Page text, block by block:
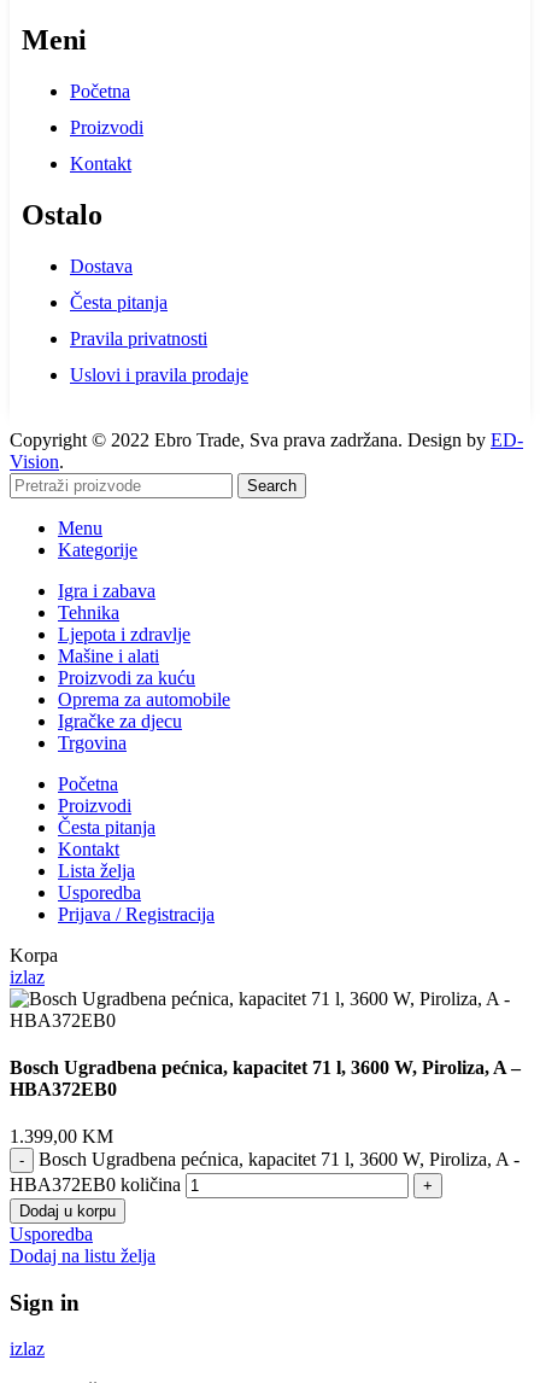
Meni
Početna
Proizvodi
Kontakt
Ostalo
Dostava
Česta pitanja
Pravila privatnosti
Uslovi i pravila prodaje
Copyright © 2022 Ebro Trade, Sva prava zadržana. Design by ED-
Vision.
Search
Menu
Kategorije
Igra i zabava
Tehnika
Ljepota i zdravlje
Mašine i alati
Proizvodi za kuću
Oprema za automobile
Igračke za djecu
Trgovina
Početna
Proizvodi
Česta pitanja
Kontakt
Lista želja
Usporedba
Prijava / Registracija
Korpa
izlaz
Bosch Ugradbena pećnica, kapacitet 71 l, 3600 W, Piroliza, A –
HBA372EB0
1.399,00 KM
Bosch Ugradbena pećnica, kapacitet 71 l, 3600 W, Piroliza, A -
HBA372EB0 količina
Dodaj u korpu
Usporedba
Dodaj na listu želja
Sign in
izlaz